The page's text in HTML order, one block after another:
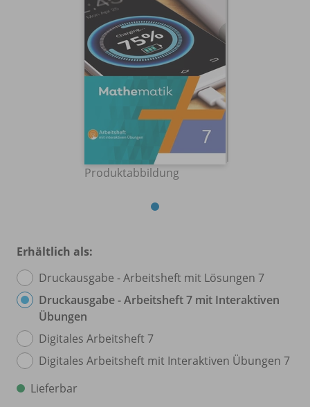
Produktabbildung
Erhältlich als:
Druckausgabe - Arbeitsheft mit Lösungen 7
Druckausgabe - Arbeitsheft 7 mit Interaktiven
Übungen
Digitales Arbeitsheft 7
Digitales Arbeitsheft mit Interaktiven Übungen 7
Lieferbar